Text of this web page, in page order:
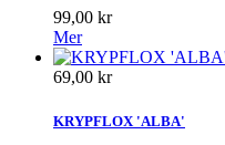
99,00 kr
Mer
69,00 kr
KRYPFLOX 'ALBA'